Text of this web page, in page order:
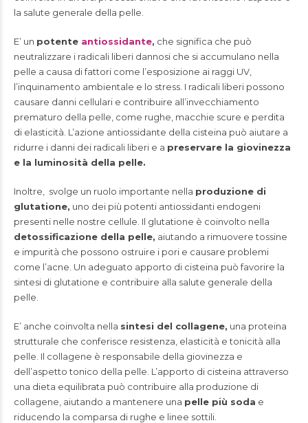
la salute generale della pelle.
E’ un potente antiossidante, che significa che può
neutralizzare i radicali liberi dannosi che si accumulano nella
pelle a causa di fattori come l’esposizione ai raggi UV,
l’inquinamento ambientale e lo stress. I radicali liberi possono
causare danni cellulari e contribuire all’invecchiamento
prematuro della pelle, come rughe, macchie scure e perdita
di elasticità. L’azione antiossidante della cisteina può aiutare a
ridurre i danni dei radicali liberi e a preservare la giovinezza
e la luminosità della pelle.
Inoltre, svolge un ruolo importante nella produzione di
glutatione, uno dei più potenti antiossidanti endogeni
presenti nelle nostre cellule. Il glutatione è coinvolto nella
detossificazione della pelle, aiutando a rimuovere tossine
e impurità che possono ostruire i pori e causare problemi
come l’acne. Un adeguato apporto di cisteina può favorire la
sintesi di glutatione e contribuire alla salute generale della
pelle.
E’ anche coinvolta nella sintesi del collagene, una proteina
strutturale che conferisce resistenza, elasticità e tonicità alla
pelle. Il collagene è responsabile della giovinezza e
dell’aspetto tonico della pelle. L’apporto di cisteina attraverso
una dieta equilibrata può contribuire alla produzione di
collagene, aiutando a mantenere una pelle più soda e
riducendo la comparsa di rughe e linee sottili.